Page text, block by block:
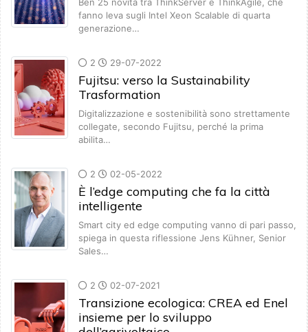
fanno leva sugli Intel Xeon Scalable di quarta
generazione…
2 29-07-2022
Fujitsu: verso la Sustainability
Trasformation
Digitalizzazione e sostenibilità sono strettamente
collegate, secondo Fujitsu, perché la prima
abilita…
2 02-05-2022
È l’edge computing che fa la città
intelligente
Smart city ed edge computing vanno di pari passo,
spiega in questa riflessione Jens Kühner, Senior
Sales…
2 02-07-2021
Transizione ecologica: CREA ed Enel
insieme per lo sviluppo